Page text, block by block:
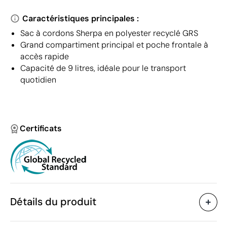
Caractéristiques principales :
Sac à cordons Sherpa en polyester recyclé GRS
Grand compartiment principal et poche frontale à
accès rapide
Capacité de 9 litres, idéale pour le transport
quotidien
Certificats
Détails du produit